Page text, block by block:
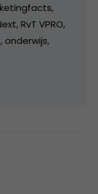
RvT VPRO,
onderwijs,